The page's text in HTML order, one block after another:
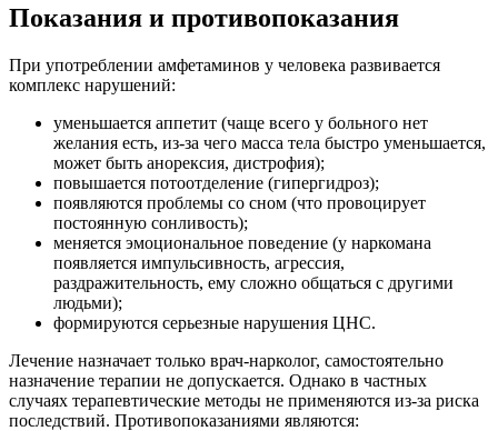
Показания и противопоказания
При употреблении амфетаминов у человека развивается
комплекс нарушений:
уменьшается аппетит (чаще всего у больного нет
желания есть, из-за чего масса тела быстро уменьшается,
может быть анорексия, дистрофия);
повышается потоотделение (гипергидроз);
появляются проблемы со сном (что провоцирует
постоянную сонливость);
меняется эмоциональное поведение (у наркомана
появляется импульсивность, агрессия,
раздражительность, ему сложно общаться с другими
людьми);
формируются серьезные нарушения ЦНС.
Лечение назначает только врач-нарколог, самостоятельно
назначение терапии не допускается. Однако в частных
случаях терапевтические методы не применяются из-за риска
последствий. Противопоказаниями являются: